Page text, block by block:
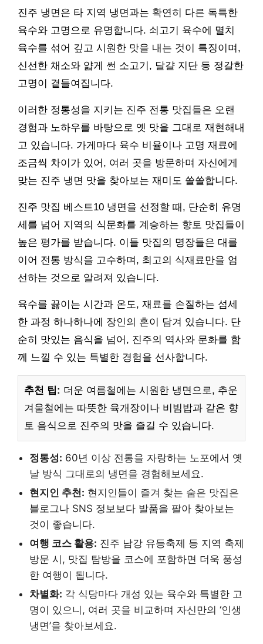
진주 냉면은 타 지역 냉면과는 확연히 다른 독특한
육수와 고명으로 유명합니다. 쇠고기 육수에 멸치
육수를 섞어 깊고 시원한 맛을 내는 것이 특징이며,
신선한 채소와 얇게 썬 소고기, 달걀 지단 등 정갈한
고명이 곁들여집니다.
이러한 정통성을 지키는 진주 전통 맛집들은 오랜
경험과 노하우를 바탕으로 옛 맛을 그대로 재현해내
고 있습니다. 가게마다 육수 비율이나 고명 재료에
조금씩 차이가 있어, 여러 곳을 방문하며 자신에게
맞는 진주 냉면 맛을 찾아보는 재미도 쏠쏠합니다.
진주 맛집 베스트10 냉면을 선정할 때, 단순히 유명
세를 넘어 지역의 식문화를 계승하는 향토 맛집들이
높은 평가를 받습니다. 이들 맛집의 명장들은 대를
이어 전통 방식을 고수하며, 최고의 식재료만을 엄
선하는 것으로 알려져 있습니다.
육수를 끓이는 시간과 온도, 재료를 손질하는 섬세
한 과정 하나하나에 장인의 혼이 담겨 있습니다. 단
순히 맛있는 음식을 넘어, 진주의 역사와 문화를 함
께 느낄 수 있는 특별한 경험을 선사합니다.
추천 팁: 더운 여름철에는 시원한 냉면으로, 추운
겨울철에는 따뜻한 육개장이나 비빔밥과 같은 향
토 음식으로 진주의 맛을 즐길 수 있습니다.
정통성: 60년 이상 전통을 자랑하는 노포에서 옛
날 방식 그대로의 냉면을 경험해보세요.
현지인 추천: 현지인들이 즐겨 찾는 숨은 맛집은
블로그나 SNS 정보보다 발품을 팔아 찾아보는
것이 좋습니다.
여행 코스 활용: 진주 남강 유등축제 등 지역 축제
방문 시, 맛집 탐방을 코스에 포함하면 더욱 풍성
한 여행이 됩니다.
차별화: 각 식당마다 개성 있는 육수와 특별한 고
명이 있으니, 여러 곳을 비교하며 자신만의 ‘인생
냉면’을 찾아보세요.